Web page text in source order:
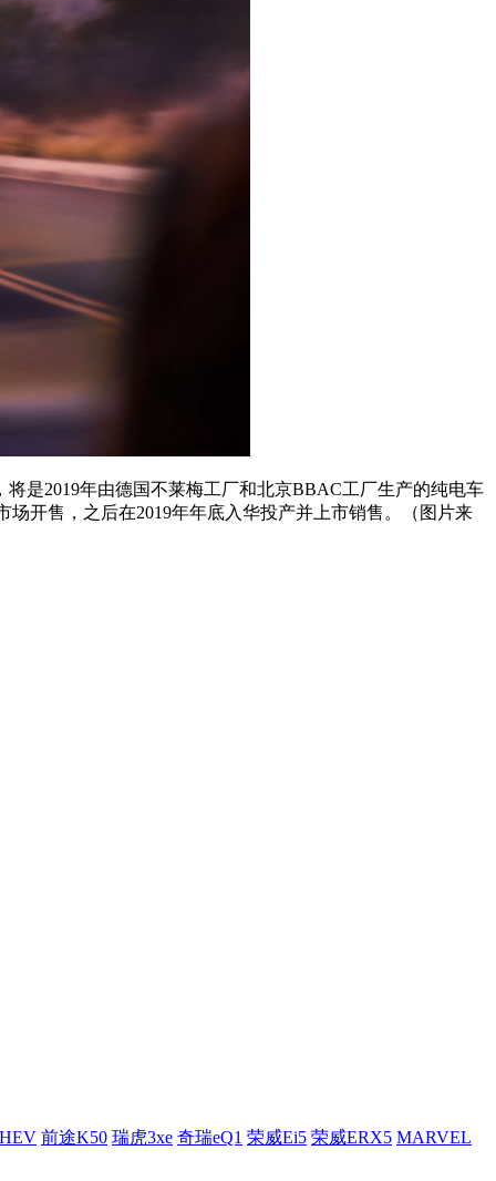
是2019年由德国不莱梅工厂和北京BBAC工厂生产的纯电车
开售，之后在2019年年底入华投产并上市销售。（图片来
前途K50 瑞虎3xe 奇瑞eQ1 荣威Ei5 荣威ERX5 MARVEL